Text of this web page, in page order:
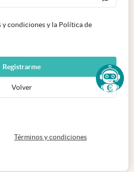
y condiciones y la Política de
Registrarme
Volver
en nueva pestaña
Términos y condicionesabre en nueva